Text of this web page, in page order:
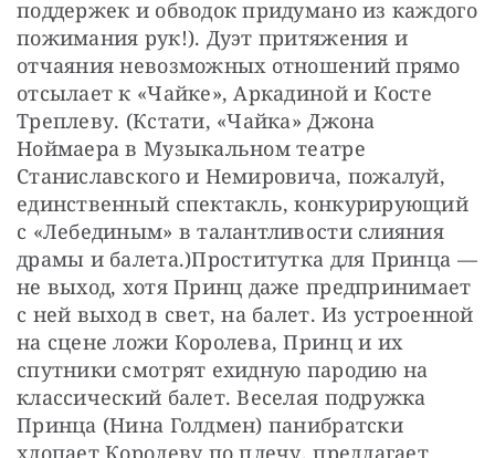
поддержек и обводок придумано из каждого
пожимания рук!). Дуэт притяжения и
отчаяния невозможных отношений прямо
отсылает к «Чайке», Аркадиной и Косте
Треплеву. (Кстати, «Чайка» Джона
Ноймаера в Музыкальном театре
Станиславского и Немировича, пожалуй,
единственный спектакль, конкурирующий
с «Лебединым» в талантливости слияния
драмы и балета.)Проститутка для Принца —
не выход, хотя Принц даже предпринимает
с ней выход в свет, на балет. Из устроенной
на сцене ложи Королева, Принц и их
спутники смотрят ехидную пародию на
классический балет. Веселая подружка
Принца (Нина Голдмен) панибратски